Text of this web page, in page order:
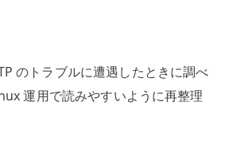
のトラブルに遭遇したときに調べ
運用で読みやすいように再整理